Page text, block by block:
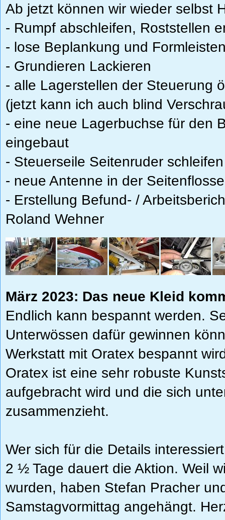
Ab jetzt können wir wieder selbst
- Rumpf abschleifen, Roststellen
- lose Beplankung und
- Grundieren Lackieren
- alle Lagerstellen der Steuerung
(jetzt kann ich auch blind
- eine neue Lagerbuchse für den
eingebaut
- Steuerseile Seitenruder
- neue Antenne in der
- Erstellung Befund- /
Roland Wehner
März 2023: Das neue Kleid
Endlich kann bespannt werden.
Unterwössen dafür gewinnen
Werkstatt mit Oratex bespannt
Oratex ist eine sehr robuste
aufgebracht wird und die sich
zusammenzieht.
Wer sich für die Details
2 ½ Tage dauert die Aktion. Weil
wurden, haben Stefan Pracher
Samstagvormittag angehängt.